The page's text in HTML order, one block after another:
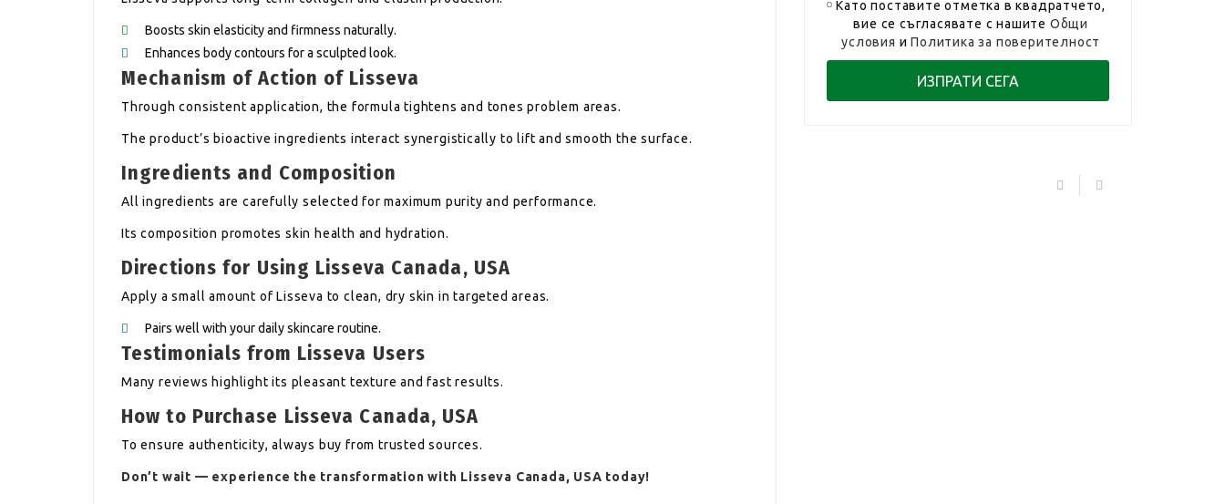
Boosts skin elasticity and firmness naturally.
Enhances body contours for a sculpted look.
Mechanism of Action of Lisseva
Through consistent application, the formula tightens and tones problem areas.
The product’s bioactive ingredients interact synergistically to lift and smooth the surface.
Ingredients and Composition
All ingredients are carefully selected for maximum purity and performance.
Its composition promotes skin health and hydration.
Directions for Using Lisseva Canada, USA
Apply a small amount of Lisseva to clean, dry skin in targeted areas.
Pairs well with your daily skincare routine.
Testimonials from Lisseva Users
Many reviews highlight its pleasant texture and fast results.
How to Purchase Lisseva Canada, USA
To ensure authenticity, always buy from trusted sources.
Don’t wait — experience the transformation with Lisseva Canada, USA today!
Като поставите отметка в квадратчето,
вие се съгласявате с нашите Общи
условия иПолитика за поверителност